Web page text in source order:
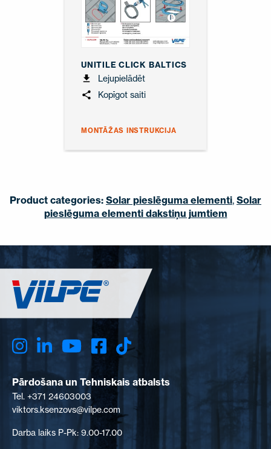
UNITILE CLICK BALTICS
Lejupielādēt
Kopīgot saiti
MONTĀŽAS INSTRUKCIJA
Product categories: Solar pieslēguma elementi, Solar
pieslēguma elementi dakstiņu jumtiem
Pārdošana un Tehniskais atbalsts
Tel. +371 24603003
viktors.ksenzovs@vilpe.com
Darba laiks P-Pk: 9.00-17.00